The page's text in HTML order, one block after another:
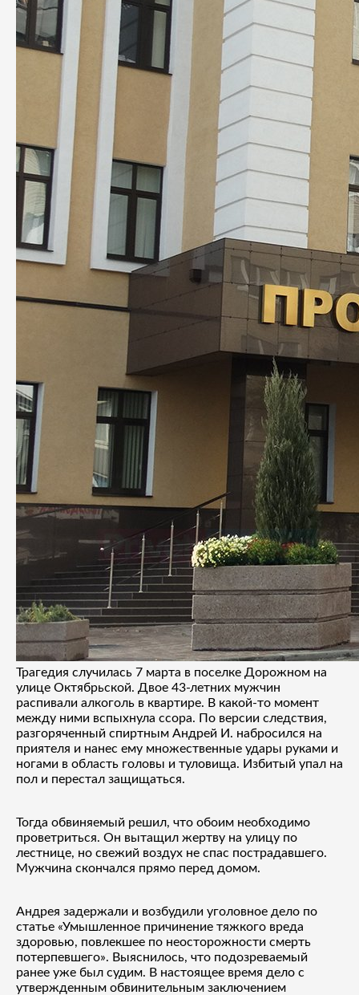
Трагедия случилась 7 марта в поселке Дорожном на
улице Октябрьской. Двое 43-летних мужчин
распивали алкоголь в квартире. В какой-то момент
между ними вспыхнула ссора. По версии следствия,
разгоряченный спиртным Андрей И. набросился на
приятеля и нанес ему множественные удары руками и
ногами в область головы и туловища. Избитый упал на
пол и перестал защищаться.
Тогда обвиняемый решил, что обоим необходимо
проветриться. Он вытащил жертву на улицу по
лестнице, но свежий воздух не спас пострадавшего.
Мужчина скончался прямо перед домом.
Андрея задержали и возбудили уголовное дело по
статье «Умышленное причинение тяжкого вреда
здоровью, повлекшее по неосторожности смерть
потерпевшего». Выяснилось, что подозреваемый
ранее уже был судим. В настоящее время дело с
утвержденным обвинительным заключением